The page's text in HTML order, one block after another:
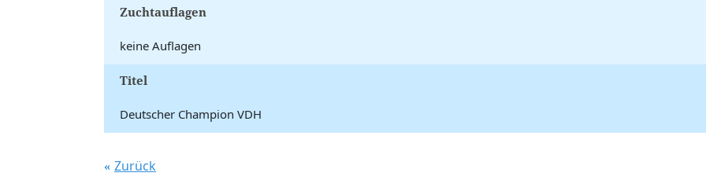
Zuchtauflagen
keine Auflagen
Titel
Deutscher Champion VDH
Zurück